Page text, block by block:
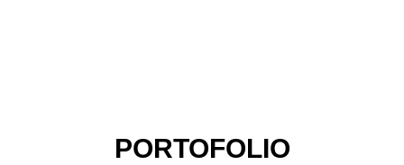
PORTOFOLIO